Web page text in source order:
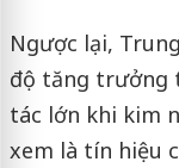
Ngược lại,
độ tăng trưởng
tác lớn khi kim
xem là tín hiệu